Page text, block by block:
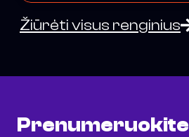
Žiūrėti visus renginius
Prenumeruokite